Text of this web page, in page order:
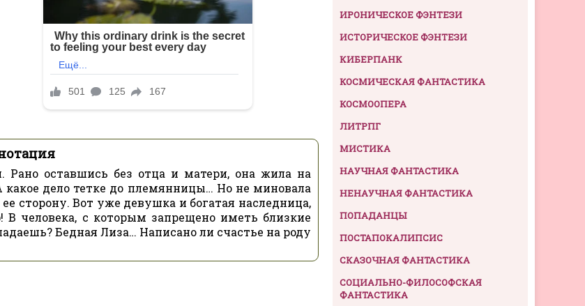
оставшись без отца и матери, она жила на
дело тетке до племянницы… Но не миновала
сторону. Вот уже девушка и богатая наследница,
человека, с которым запрещено иметь близкие
Бедная Лиза… Написано ли счастье на роду
ИРОНИЧЕСКОЕ ФЭНТЕЗИ
ИСТОРИЧЕСКОЕ ФЭНТЕЗИ
КИБЕРПАНК
КОСМИЧЕСКАЯ ФАНТАСТИКА
КОСМООПЕРА
ЛИТРПГ
МИСТИКА
НАУЧНАЯ ФАНТАСТИКА
НЕНАУЧНАЯ ФАНТАСТИКА
ПОПАДАНЦЫ
ПОСТАПОКАЛИПСИС
СКАЗОЧНАЯ ФАНТАСТИКА
СОЦИАЛЬНО-ФИЛОСОФСКАЯ
ФАНТАСТИКА